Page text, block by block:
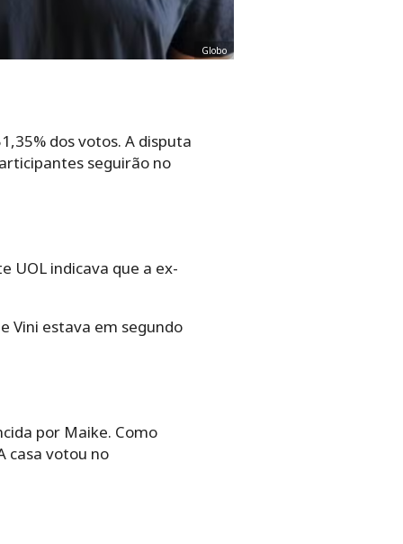
Globo
dos votos. A disputa
seguirão no
UOL indicava que a ex-
Vini estava em segundo
por Maike. Como
casa votou no